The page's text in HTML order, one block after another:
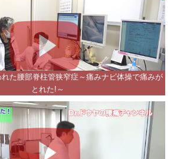
た腰部脊柱管狭窄症～痛みナビ体操で痛みが
とれた!～